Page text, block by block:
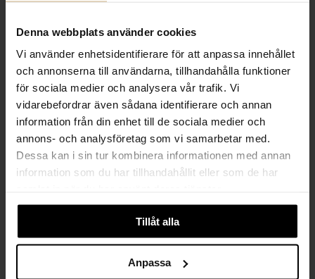
Denna webbplats använder cookies
Vi använder enhetsidentifierare för att anpassa innehållet
och annonserna till användarna, tillhandahålla funktioner
för sociala medier och analysera vår trafik. Vi
vidarebefordrar även sådana identifierare och annan
information från din enhet till de sociala medier och
annons- och analysföretag som vi samarbetar med.
Dessa kan i sin tur kombinera informationen med annan
information som du har tillhandahållit eller som de har
Tillåt alla
Anpassa
SAMLA BONUS I KUNDKLUBBEN
Håll dig uppdaterad
PRENUMERERA PÅ VÅRT NYHETSBREV
Kvinna Man
Välj det betalsätt som passar dig med Klarna. Vi på Johnells erbjuder flera